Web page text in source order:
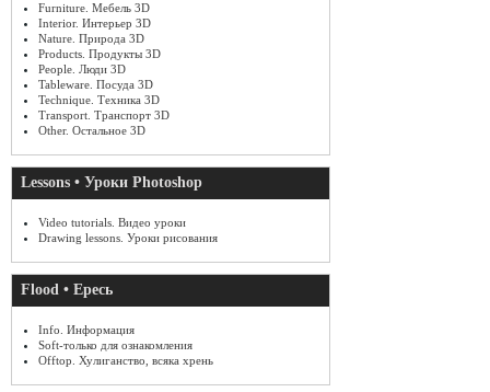
Furniture. Мебель 3D
Interior. Интерьер 3D
Nature. Природа 3D
Products. Продукты 3D
People. Люди 3D
Tableware. Посуда 3D
Technique. Техника 3D
Transport. Транспорт 3D
Other. Остальное 3D
Lessons • Уроки Photoshop
Video tutorials. Видео уроки
Drawing lessons. Уроки рисования
Flood • Ересь
Info. Информация
Soft-только для ознакомления
Offtop. Хулиганство, всяка хрень